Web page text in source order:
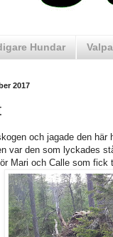
Hundar
2017
och jagade den
var den som lyckades
Mari och Calle som fick